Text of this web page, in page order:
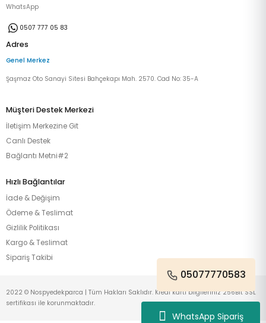
WhatsApp Sipariş
WhatsApp
0507 777 05 83
Adres
Genel Merkez
Şaşmaz Oto Sanayi Sitesi Bahçekapı Mah. 2570. Cad No: 35-A
Müşteri Destek Merkezi
İletişim Merkezine Git
Canlı Destek
Bağlantı Metni#2
Hızlı Bağlantılar
İade & Değişim
Ödeme & Teslimat
Gizlilik Politikası
Kargo & Teslimat
Sipariş Takibi
05077770583
2022 © Nospyedekparca | Tüm Hakları Saklıdır. Kredi kartı bilgileriniz 256Bit SSL
sertifikası ile korunmaktadır.